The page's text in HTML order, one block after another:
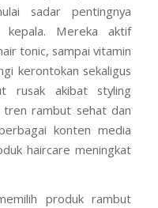
sadar pentingnya
Mereka aktif
tonic, sampai vitamin
kerontokan sekaligus
rusak akibat styling
tren rambut sehat dan
konten media
haircare meningkat
produk rambut